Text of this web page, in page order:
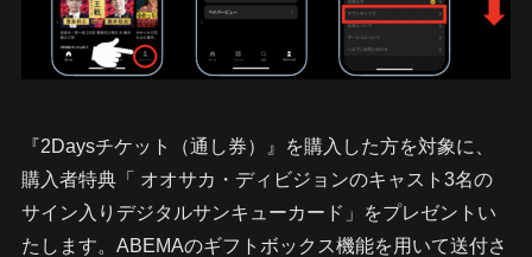
『2Daysチケット（通し券）』を購入した方を対象に、
購入者特典「 オオサカ・ディビジョンのキャスト3名の
サイン入りデジタルサンキューカード」をプレゼントい
たします。ABEMAのギフトボックス機能を用いて送付さ